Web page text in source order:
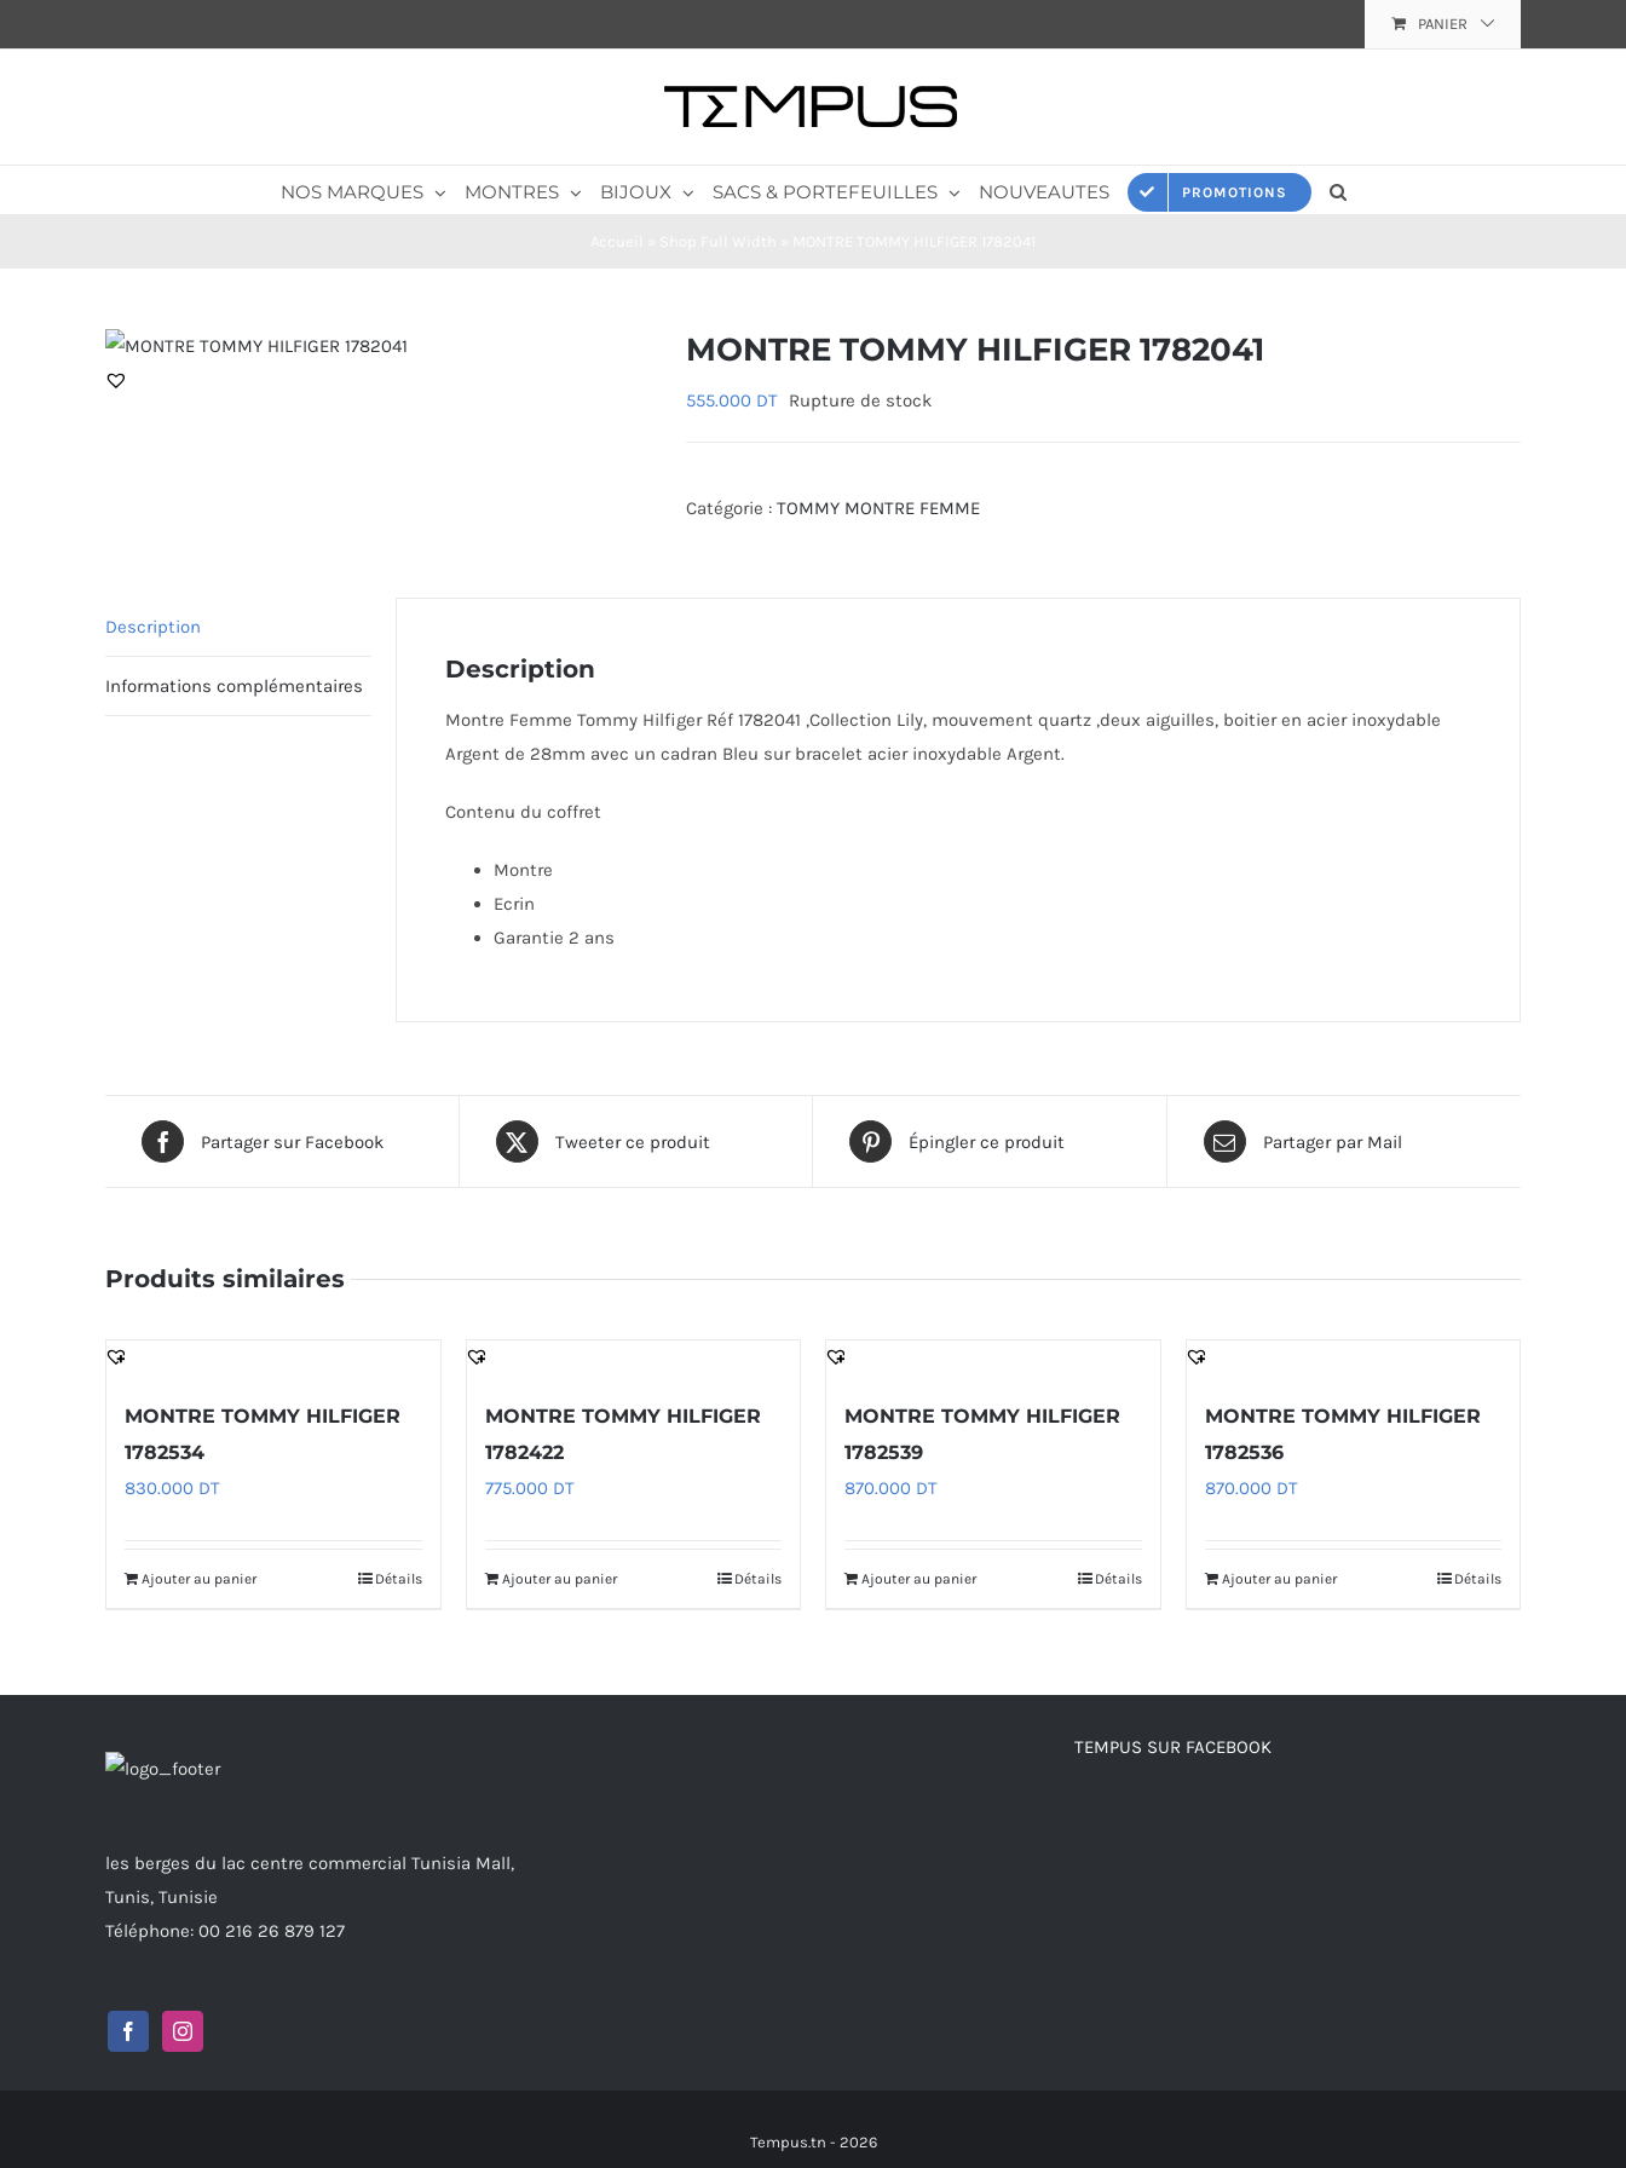
au
PANIER
NOS MARQUES MONTRES BIJOUX SACS & PORTEFEUILLES NOUVEAUTES PROMOTIONS
MONTRE TOMMY HILFIGER 1782041
555.000 DT Rupture de stock
Catégorie : TOMMY MONTRE FEMME
Description
Informations complémentaires
Description
Montre Femme Tommy Hilfiger Réf 1782041 ,Collection Lily, mouvement quartz ,deux aiguilles, boitier en acier inoxydable
Argent de 28mm avec un cadran Bleu sur bracelet acier inoxydable Argent.
Contenu du coffret
Montre
Ecrin
Garantie 2 ans
Partager sur Facebook Tweeter ce produit Épingler ce produit Partager par Mail
Produits similaires
MONTRE TOMMY HILFIGER
1782534
830.000 DT
Ajouter au panier Détails
MONTRE TOMMY HILFIGER
1782422
775.000 DT
Ajouter au panier Détails
MONTRE TOMMY HILFIGER
1782539
870.000 DT
Ajouter au panier Détails
MONTRE TOMMY HILFIGER
1782536
870.000 DT
Ajouter au panier Détails
les berges du lac centre commercial Tunisia Mall,
Tunis, Tunisie
Téléphone: 00 216 26 879 127
TEMPUS SUR FACEBOOK
Tempus.tn - 2026